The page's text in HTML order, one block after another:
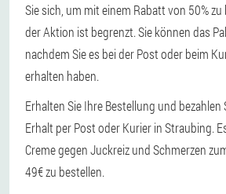
Sie sich, um mit einem Rabatt von 50% zu
der Aktion ist begrenzt. Sie können das
nachdem Sie es bei der Post oder beim
erhalten haben.
Erhalten Sie Ihre Bestellung und bezahlen
Erhalt per Post oder Kurier in Straubing.
Creme gegen Juckreiz und Schmerzen
49€ zu bestellen.